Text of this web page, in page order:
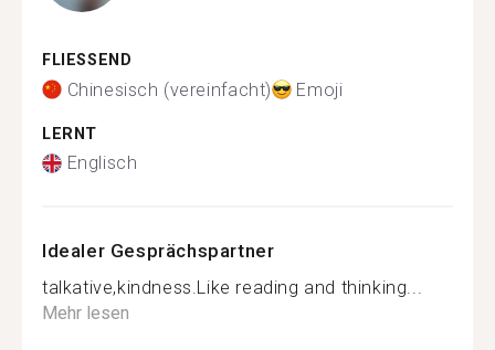
FLIESSEND
Chinesisch (vereinfacht) Emoji
LERNT
Englisch
Idealer Gesprächspartner
talkative,kindness.Like reading and thinking...
Mehr lesen